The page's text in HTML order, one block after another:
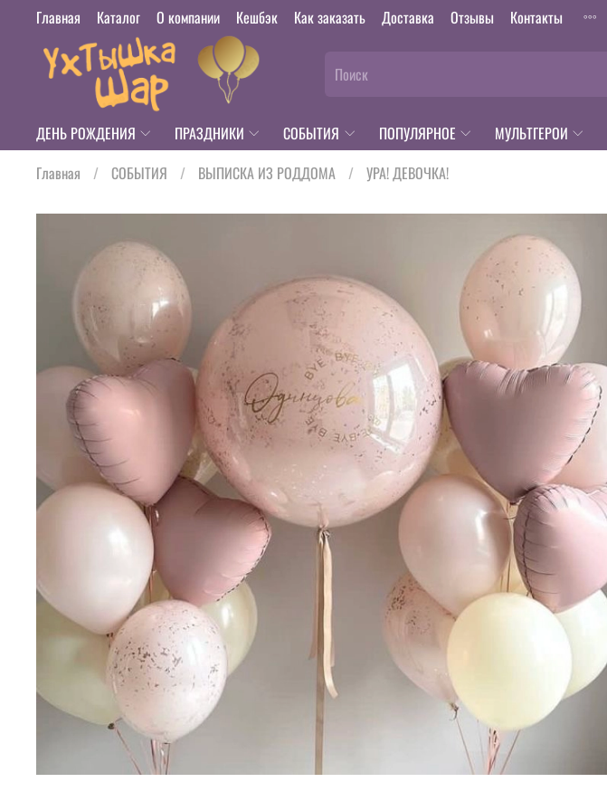
Главная Каталог О компании Кешбэк Как заказать Доставка Отзывы Контакты
ДЕНЬ РОЖДЕНИЯ ПРАЗДНИКИ СОБЫТИЯ ПОПУЛЯРНОЕ МУЛЬТГЕРОИ
Главная
СОБЫТИЯ ВЫПИСКА ИЗ РОДДОМА УРА! ДЕВОЧКА!